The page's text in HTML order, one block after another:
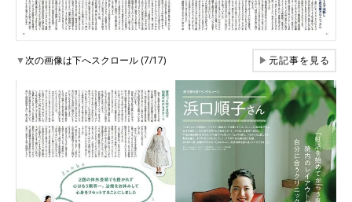
▼次の画像は下へスクロール (7/17) ▶元記事を見る